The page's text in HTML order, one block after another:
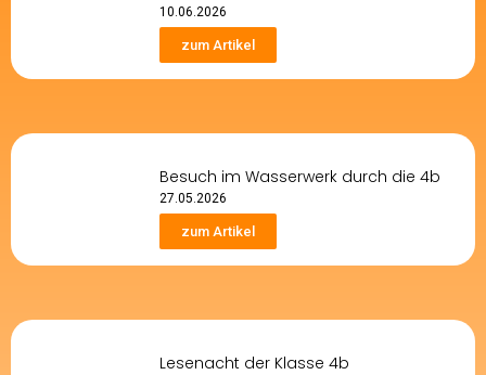
10.06.2026
zum Artikel
Besuch im Wasserwerk durch die 4b
27.05.2026
zum Artikel
Lesenacht der Klasse 4b